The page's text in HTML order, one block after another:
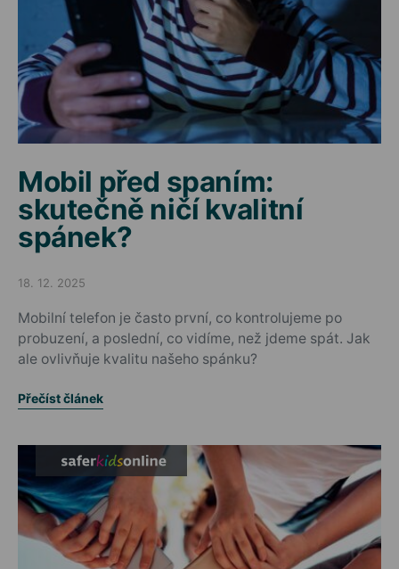
Mobil před spaním:
skutečně ničí kvalitní
spánek?
Posted on
18. 12. 2025
Mobilní telefon je často první, co kontrolujeme po
probuzení, a poslední, co vidíme, než jdeme spát. Jak
ale ovlivňuje kvalitu našeho spánku?
Přečíst článek